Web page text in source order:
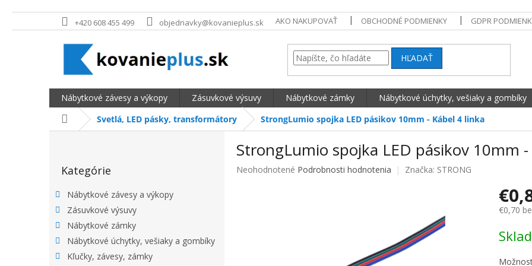
Prejsť na obsah +420 608 455 499 objednavky@kovanieplus.sk AKO NAKUPOVAŤ OBCHODNÉ PODMIENKY GDPR
HĽADAŤ
Nábytkové závesy a výkopy Zásuvkové výsuvy Nábytkové zámky Nábytkové úchytky, vešiaky a gombíky
DomovSvetlá, LED pásky, transformátory StrongLumio spojka LED pásikov 10mm - Kábel 4 linka
BOČNÝ PANEL
Kategórie
Nábytkové závesy a výkopy
Zásuvkové výsuvy
Nábytkové zámky
Nábytkové úchytky, vešiaky a gombíky
Kľučky, závesy, zámky
StrongLumio spojka LED pásikov 10mm
Priemerné hodnotenie produktu je 0,0 z 5 hviezdičiek.
Neohodnotené Podrobnosti hodnotenia Značka: STRONG
€0,70